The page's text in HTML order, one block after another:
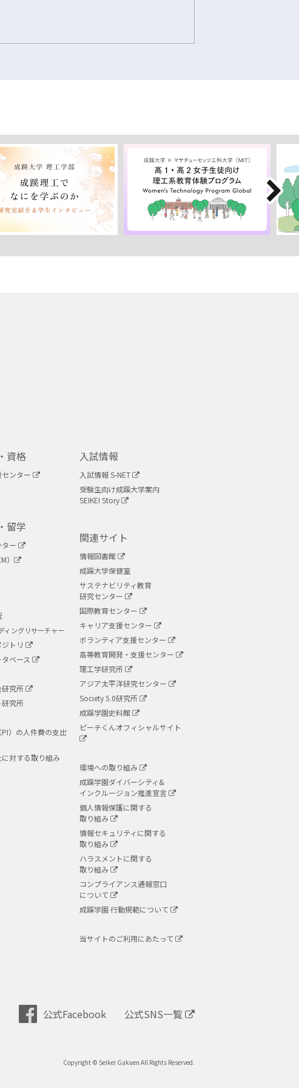
資格
ンター
留学
ー
）
ィングリサーチャー
トリ
ベース
究所
研究所
）の人件費の支出
対する取り組み
入試情報
入試情報 S-NET
受験生向け成蹊大学案内
SEIKEI Story
関連サイト
情報図書館
成蹊大学保健室
サステナビリティ教育
研究センター
国際教育センター
キャリア支援センター
ボランティア支援センター
高等教育開発・支援センター
理工学研究所
アジア太平洋研究センター
Society 5.0研究所
成蹊学園史料館
ピーチくんオフィシャルサイト
環境への取り組み
成蹊学園ダイバーシティ&
インクルージョン推進宣言
個人情報保護に関する
取り組み
情報セキュリティに関する
取り組み
ハラスメントに関する
取り組み
コンプライアンス通報窓口
について
成蹊学園 行動規範について
当サイトのご利用にあたって
公式Facebook 公式SNS一覧
Copyright © Seikei Gakuen All Rights Reserved.